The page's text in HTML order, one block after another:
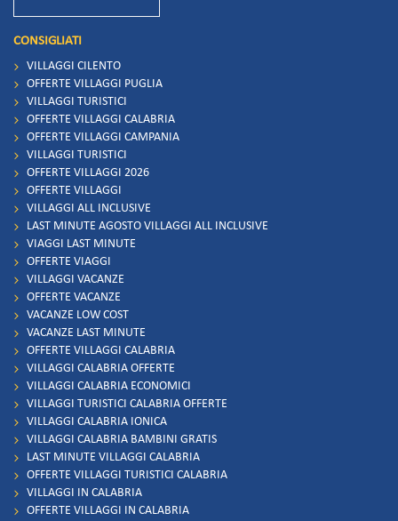
CONSIGLIATI
VILLAGGI CILENTO
OFFERTE VILLAGGI PUGLIA
VILLAGGI TURISTICI
OFFERTE VILLAGGI CALABRIA
OFFERTE VILLAGGI CAMPANIA
VILLAGGI TURISTICI
OFFERTE VILLAGGI 2026
OFFERTE VILLAGGI
VILLAGGI ALL INCLUSIVE
LAST MINUTE AGOSTO VILLAGGI ALL INCLUSIVE
VIAGGI LAST MINUTE
OFFERTE VIAGGI
VILLAGGI VACANZE
OFFERTE VACANZE
VACANZE LOW COST
VACANZE LAST MINUTE
OFFERTE VILLAGGI CALABRIA
VILLAGGI CALABRIA OFFERTE
VILLAGGI CALABRIA ECONOMICI
VILLAGGI TURISTICI CALABRIA OFFERTE
VILLAGGI CALABRIA IONICA
VILLAGGI CALABRIA BAMBINI GRATIS
LAST MINUTE VILLAGGI CALABRIA
OFFERTE VILLAGGI TURISTICI CALABRIA
VILLAGGI IN CALABRIA
OFFERTE VILLAGGI IN CALABRIA